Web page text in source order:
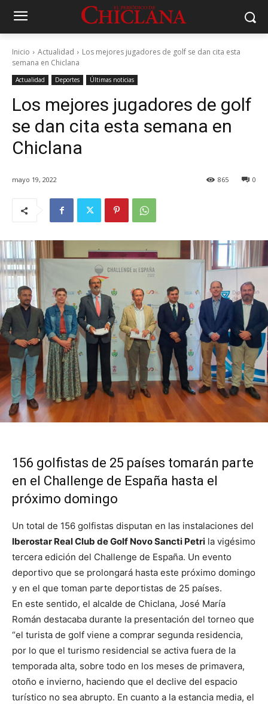
Inicio Actualidad
Los mejores jugadores de golf se dan cita esta
semana en Chiclana
Actualidad Deportes Últimas noticias
Los mejores jugadores de golf
se dan cita esta semana en
Chiclana
mayo 19, 2022 0
865
156 golfistas de 25 países tomarán parte
en el Challenge de España hasta el
próximo domingo
Un total de 156 golfistas disputan en las instalaciones del
Iberostar Real Club de Golf Novo Sancti Petri la vigésimo
tercera edición del Challenge de España. Un evento
deportivo que se prolongará hasta este próximo domingo
y en el que toman parte deportistas de 25 países.
En este sentido, el alcalde de Chiclana, José María
Román destacaba durante la presentación del torneo que
“el turista de golf viene a comprar segunda residencia,
por lo que el turismo residencial se activa fuera de la
temporada alta, sobre todo en los meses de primavera,
otoño e invierno, haciendo que el declive del espacio
turístico no sea abrupto. En cuanto a la estancia media, el